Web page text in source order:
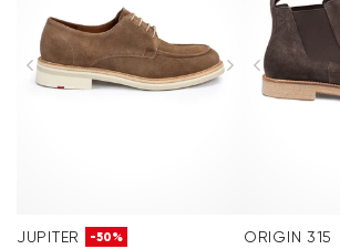
JUPITER -50%
ORIGIN 315